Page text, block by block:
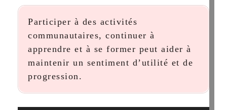
Participer à des activités
communautaires, continuer à
apprendre et à se former peut aider à
maintenir un sentiment d’utilité et de
progression.